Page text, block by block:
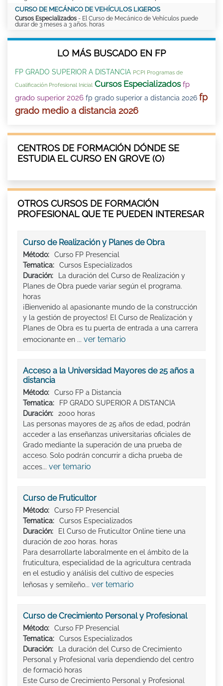
CURSO DE MECÁNICO DE VEHÍCULOS LIGEROS
Cursos Especializados - El Curso de Mecánico de Vehículos puede
durar de 3 meses a 3 años. horas
LO MÁS BUSCADO EN FP
FP GRADO SUPERIOR A DISTANCIA PCPI Programas de
Cualificación Profesional Inicial Cursos Especializados fp
grado superior 2026 fp grado superior a distancia 2026 fp
grado medio a distancia 2026
CENTROS DE FORMACIÓN DÓNDE SE
ESTUDIA EL CURSO EN GROVE (O)
OTROS CURSOS DE FORMACIÓN
PROFESIONAL QUE TE PUEDEN INTERESAR
Curso de Realización y Planes de Obra
Método:
Curso FP Presencial
Tematica:
Cursos Especializados
Duración:
La duración del Curso de Realización y
Planes de Obra puede variar según el programa.
horas
¡Bienvenido al apasionante mundo de la construcción
y la gestión de proyectos! El Curso de Realización y
Planes de Obra es tu puerta de entrada a una carrera
emocionante en ... ver temario
Acceso a la Universidad Mayores de 25 años a
distancia
Método:
Curso FP a Distancia
Tematica:
FP GRADO SUPERIOR A DISTANCIA
Duración:
2000 horas
Las personas mayores de 25 años de edad, podrán
acceder a las enseñanzas universitarias oficiales de
Grado mediante la superación de una prueba de
acceso. Solo podrán concurrir a dicha prueba de
acces... ver temario
Curso de Fruticultor
Método:
Curso FP Presencial
Tematica:
Cursos Especializados
Duración:
El Curso de Fruticultor Online tiene una
duración de 200 horas. horas
Para desarrollarte laboralmente en el ámbito de la
fruticultura, especialidad de la agricultura centrada
en el estudio y análisis del cultivo de especies
leñosas y semileño... ver temario
Curso de Crecimiento Personal y Profesional
Método:
Curso FP Presencial
Tematica:
Cursos Especializados
Duración:
La duración del Curso de Crecimiento
Personal y Profesional varía dependiendo del centro
de formació horas
Este Curso de Crecimiento Personal y Profesional